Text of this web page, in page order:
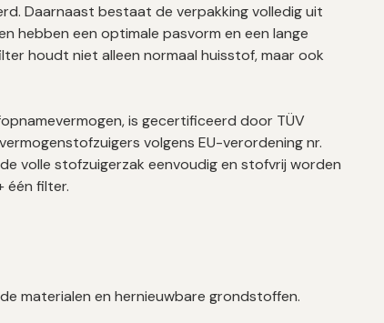
Daarnaast bestaat de verpakking volledig uit
hebben een optimale pasvorm en een lange
houdt niet alleen normaal huisstof, maar ook
is gecertificeerd door TÜV
volgens EU-verordening nr.
volle stofzuigerzak eenvoudig en stofvrij worden
één filter.
materialen en hernieuwbare grondstoffen.